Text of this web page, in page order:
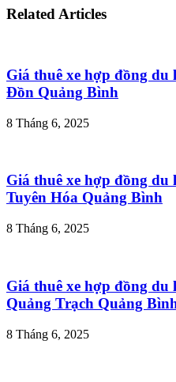
Related Articles
Giá thuê xe hợp đồng
Đồn Quảng Bình
8 Tháng 6, 2025
Giá thuê xe hợp đồng
Tuyên Hóa Quảng Bình
8 Tháng 6, 2025
Giá thuê xe hợp đồng
Quảng Trạch Quảng
8 Tháng 6, 2025